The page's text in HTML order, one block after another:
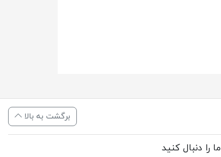
برگشت به بالا
ما را دنبال کنید